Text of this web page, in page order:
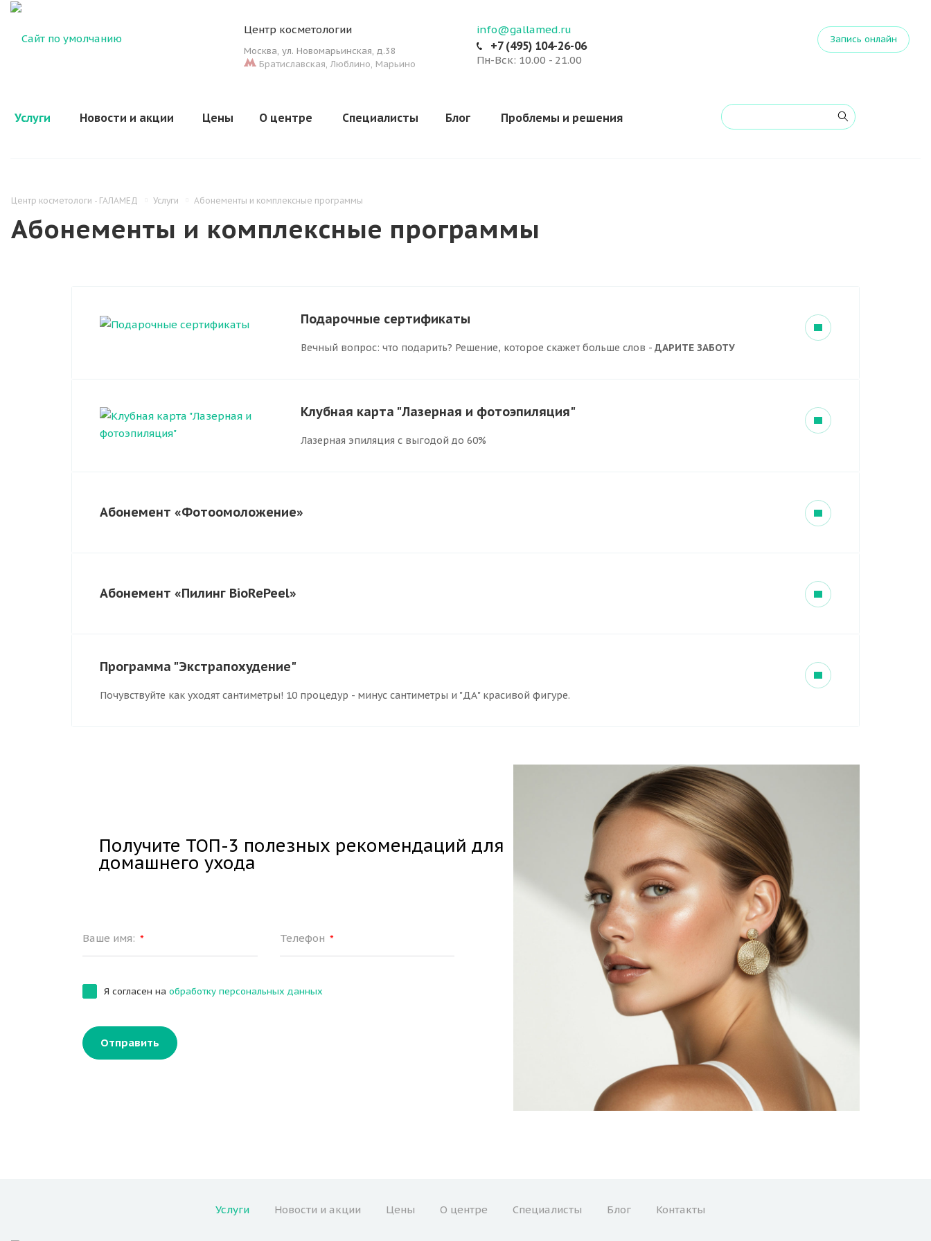
Центр косметологии
Москва, ул. Новомарьинская, д.38
Братиславская, Люблино, Марьино
info@gallamed.ru
+7 (495) 104-26-06
Пн-Вск: 10.00 - 21.00
Запись онлайн
Услуги Новости и акции Цены О центре Специалисты Блог Проблемы и решения
Центр косметологи - ГАЛАМЕД Услуги Абонементы и комплексные программы
Абонементы и комплексные программы
Подарочные сертификаты
Вечный вопрос: что подарить? Решение, которое скажет больше слов - ДАРИТЕ ЗАБОТУ
Клубная карта "Лазерная и фотоэпиляция"
Лазерная эпиляция с выгодой до 60%
Абонемент «Фотоомоложение»
Абонемент «Пилинг BioRePeel»
Программа "Экстрапохудение"
Почувствуйте как уходят сантиметры! 10 процедур - минус сантиметры и "ДА" красивой фигуре.
Получите ТОП-3 полезных рекомендаций для
домашнего ухода
Ваше имя: * Телефон *
Я согласен на обработку персональных данных
Отправить
Услуги Новости и акции Цены О центре Специалисты Блог Контакты